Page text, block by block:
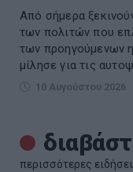
Από σήμερα
των πολιτών που
των προηγούμενων
μίλησε για τις
10 Αυγούστου 2026
περισσότερες